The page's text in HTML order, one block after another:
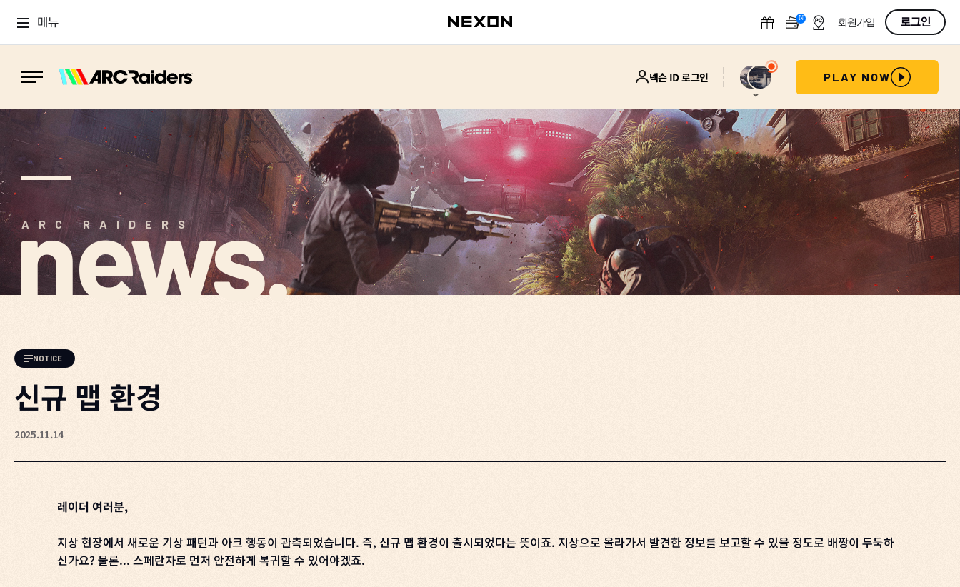
메뉴 N OFF회원가입 로그인
넥슨 ID 로그인 PLAY NOW
ARC RAIDERS
news.
NOTICE
신규 맵 환경
2025.11.14
레이더 여러분,
지상 현장에서 새로운 기상 패턴과 아크 행동이 관측되었습니다. 즉, 신규 맵 환경이 출시되었다는 뜻이죠. 지상으로 올라가서 발견한 정보를 보고할 수 있을 정도로 배짱이 두둑하
신가요? 물론... 스페란자로 먼저 안전하게 복귀할 수 있어야겠죠.